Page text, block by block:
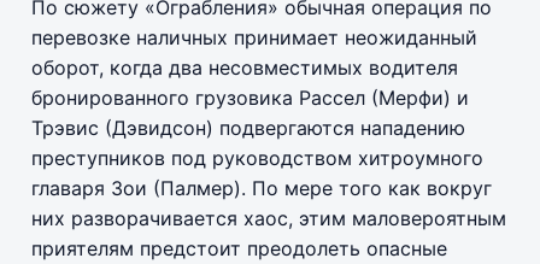
По сюжету «Ограбления» обычная операция по
перевозке наличных принимает неожиданный
оборот, когда два несовместимых водителя
бронированного грузовика Рассел (Мерфи) и
Трэвис (Дэвидсон) подвергаются нападению
преступников под руководством хитроумного
главаря Зои (Палмер). По мере того как вокруг
них разворачивается хаос, этим маловероятным
приятелям предстоит преодолеть опасные